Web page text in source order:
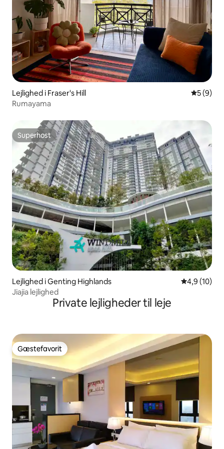
Lejlighed i Fraser's Hill 5 ud af 5
5 (9)
Rumayama
Superhost
Superhost
Lejlighed i Genting Highlands 4,9 ud af 5 i
4,9 (10)
Jiajia lejlighed
Private lejligheder til leje
Gæstefavorit
Gæstefavorit